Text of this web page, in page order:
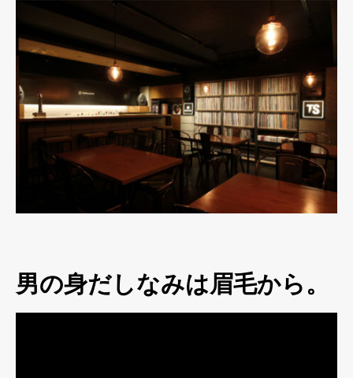
男の身だしなみは眉毛から。